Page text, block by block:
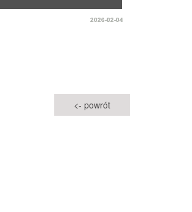
2026-02-04
<- powrót